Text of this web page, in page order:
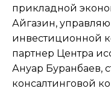
прикладной
Айгазин,
инвестиционной
партнер Центра
Ануар Буранбаев,
консалтинговой